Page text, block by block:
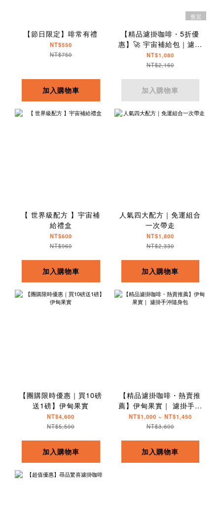
【節日限定】啡常有禮
NT$550
NT$750
加入購物車
售完
【精品濾掛咖啡・5折優
惠】🚀 宇宙補給包｜濾掛
36 包
NT$1,080
NT$2,160
加入購物車
【 世界級配方 】宇宙補
給禮盒
NT$600
NT$960
加入購物車
人氣四大配方｜免運組合
一次帶走
NT$1,800
NT$2,330
加入購物車
【團購限時優惠｜買10磅
送1磅】伊甸果實
NT$4,600
NT$5,500
加入購物車
【精品濾掛咖啡・熱賣推
薦】伊甸果實｜ 濾掛手沖
隨身包
NT$1,000 ~ NT$1,450
NT$3,600
加入購物車